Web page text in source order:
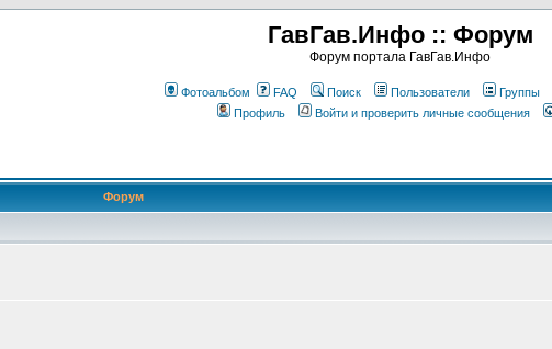
ГавГав.Инфо :: Форум
Форум портала ГавГав.Инфо
Фотоальбом FAQ Поиск Пользователи Группы
Профиль
Войти и проверить личные сообщения
Форум